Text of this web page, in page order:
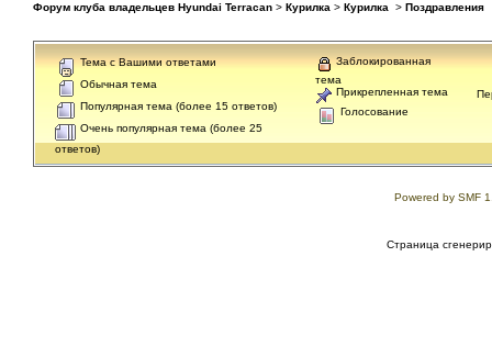
Форум клуба владельцев Hyundai Terracan > Курилка > Курилка > Поздравления
Тема с Вашими ответами
Обычная тема
Популярная тема (более 15 ответов)
Очень популярная тема (более 25
ответов)
Заблокированная
тема
Прикрепленная тема
Голосование
Powered by SMF
Страница